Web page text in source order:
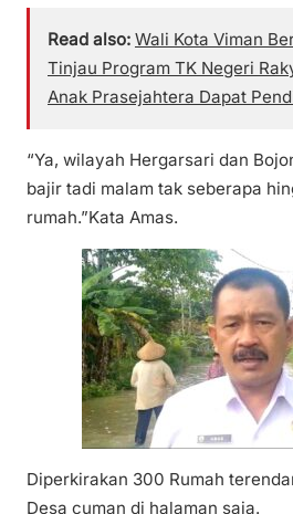
Read also: Wali Kota Viman
Tinjau Program TK Negeri
Anak Prasejahtera Dapat
“Ya, wilayah Hergarsari dan
bajir tadi malam tak seberapa
rumah.”Kata Amas.
Diperkirakan 300 Rumah
Desa cuman di halaman saja.